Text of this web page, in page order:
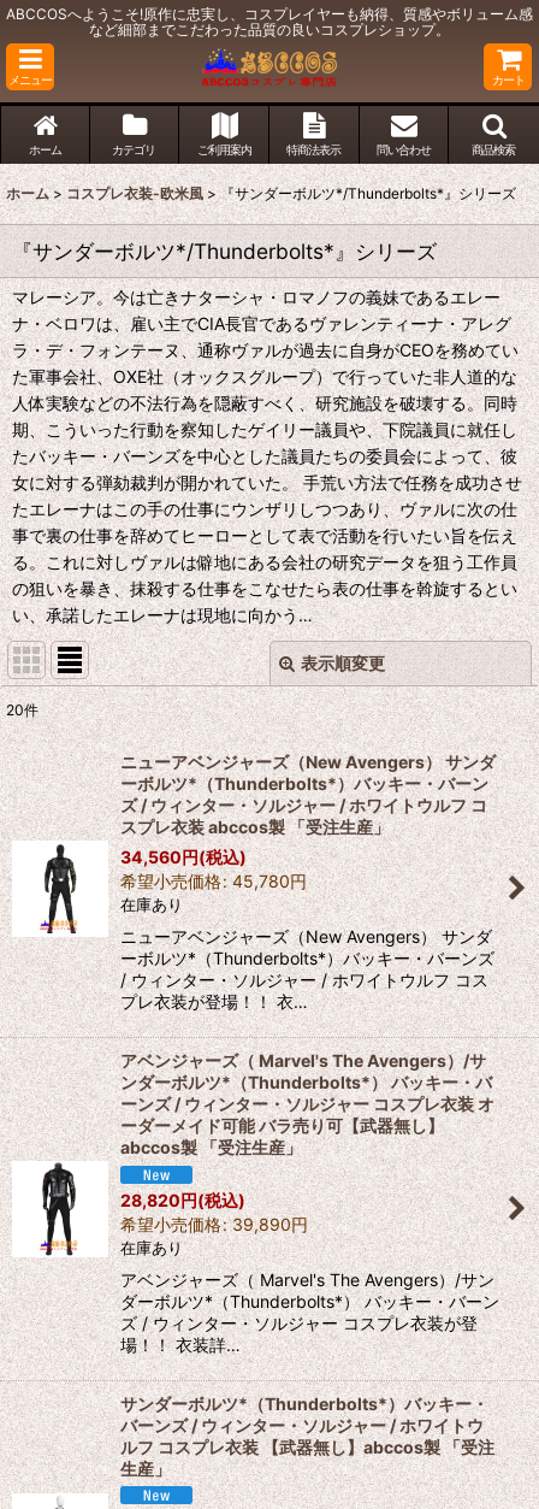
ABCCOSへようこそ!原作に忠実し、コスプレイヤーも納得、質感やボリューム感
など細部までこだわった品質の良いコスプレショップ。
メニュー カート
ホーム カテゴリ ご利用案内 特商法表示 問い合わせ 商品検索
ホーム > コスプレ衣装-欧米風 > 『サンダーボルツ*/Thunderbolts*』シリーズ
『サンダーボルツ*/Thunderbolts*』シリーズ
マレーシア。今は亡きナターシャ・ロマノフの義妹であるエレー
ナ・ベロワは、雇い主でCIA長官であるヴァレンティーナ・アレグ
ラ・デ・フォンテーヌ、通称ヴァルが過去に自身がCEOを務めてい
た軍事会社、OXE社（オックスグループ）で行っていた非人道的な
人体実験などの不法行為を隠蔽すべく、研究施設を破壊する。同時
期、こういった行動を察知したゲイリー議員や、下院議員に就任し
たバッキー・バーンズを中心とした議員たちの委員会によって、彼
女に対する弾劾裁判が開かれていた。 手荒い方法で任務を成功させ
たエレーナはこの手の仕事にウンザリしつつあり、ヴァルに次の仕
事で裏の仕事を辞めてヒーローとして表で活動を行いたい旨を伝え
る。これに対しヴァルは僻地にある会社の研究データを狙う工作員
の狙いを暴き、抹殺する仕事をこなせたら表の仕事を斡旋するとい
い、承諾したエレーナは現地に向かう…
表示順変更
表示数:
並び順:
絞り込む
閉じる
20件
ニューアベンジャーズ（New Avengers） サンダ
ーボルツ*（Thunderbolts*）バッキー・バーン
ズ / ウィンター・ソルジャー / ホワイトウルフ コ
スプレ衣装 abccos製 「受注生産」
34,560円(税込)
希望小売価格: 45,780円
在庫あり
ニューアベンジャーズ（New Avengers） サンダ
ーボルツ*（Thunderbolts*）バッキー・バーンズ
/ ウィンター・ソルジャー / ホワイトウルフ コス
プレ衣装が登場！！ 衣…
アベンジャーズ（ Marvel's The Avengers）/サ
ンダーボルツ*（Thunderbolts*） バッキー・バ
ーンズ / ウィンター・ソルジャー コスプレ衣装 オ
ーダーメイド可能 バラ売り可【武器無し】
abccos製 「受注生産」
28,820円(税込)
希望小売価格: 39,890円
在庫あり
アベンジャーズ（ Marvel's The Avengers）/サン
ダーボルツ*（Thunderbolts*） バッキー・バーン
ズ / ウィンター・ソルジャー コスプレ衣装が登
場！！ 衣装詳…
サンダーボルツ*（Thunderbolts*）バッキー・
バーンズ / ウィンター・ソルジャー / ホワイトウ
ルフ コスプレ衣装 【武器無し】abccos製 「受注
生産」